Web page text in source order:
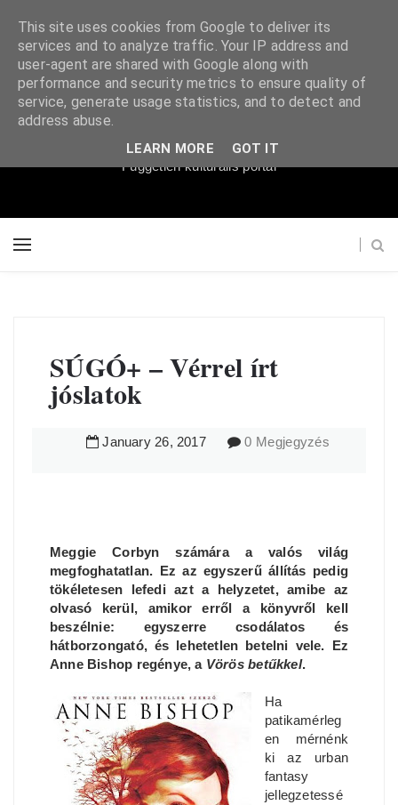
Súgópéldány
Független kulturális portál
SÚGÓ+ – Vérrel írt
jóslatok
January 26, 2017 0 Megjegyzés
Meggie Corbyn számára a valós világ
megfoghatatlan. Ez az egyszerű állítás pedig
tökéletesen lefedi azt a helyzetet, amibe az
olvasó kerül, amikor erről a könyvről kell
beszélnie: egyszerre csodálatos és
hátborzongató, és lehetetlen betelni vele. Ez
Anne Bishop regénye, a Vörös betűkkel.
Ha
patikamérleg
en mérnénk
ki az urban
fantasy
jellegzetessé
This site uses cookies from Google to deliver its
services and to analyze traffic. Your IP address and
user-agent are shared with Google along with
performance and security metrics to ensure quality of
service, generate usage statistics, and to detect and
address abuse.
LEARN MORE GOT IT